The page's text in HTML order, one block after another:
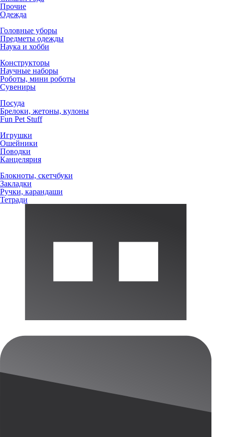
Прочие
Одежда
Головные уборы
Предметы одежды
Наука и хобби
Конструкторы
Научные наборы
Роботы, мини роботы
Сувениры
Посуда
Брелоки, жетоны, кулоны
Fun Pet Stuff
Игрушки
Ошейники
Поводки
Канцелярия
Блокноты, скетчбуки
Закладки
Ручки, карандаши
Тетради